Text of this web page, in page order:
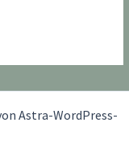
Astra-WordPress-